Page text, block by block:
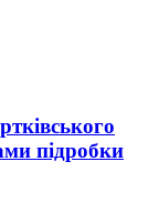
підробки